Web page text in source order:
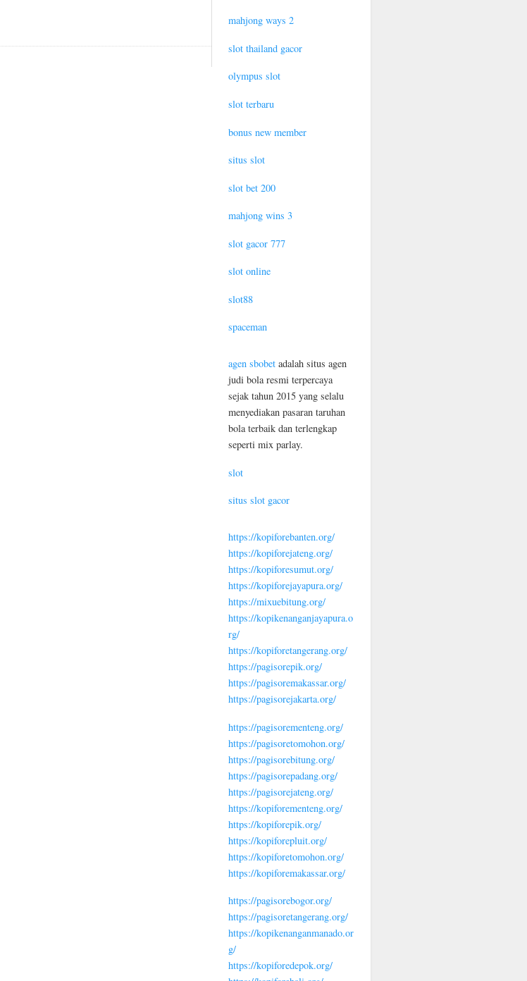
mahjong ways 2
slot thailand gacor
olympus slot
slot terbaru
bonus new member
situs slot
slot bet 200
mahjong wins 3
slot gacor 777
slot online
slot88
spaceman
agen sbobet adalah situs agen
judi bola resmi terpercaya
sejak tahun 2015 yang selalu
menyediakan pasaran taruhan
bola terbaik dan terlengkap
seperti mix parlay.
slot
situs slot gacor
https://kopiforebanten.org/
https://kopiforejateng.org/
https://kopiforesumut.org/
https://kopiforejayapura.org/
https://mixuebitung.org/
https://kopikenanganjayapura.o
rg/
https://kopiforetangerang.org/
https://pagisorepik.org/
https://pagisoremakassar.org/
https://pagisorejakarta.org/
https://pagisorementeng.org/
https://pagisoretomohon.org/
https://pagisorebitung.org/
https://pagisorepadang.org/
https://pagisorejateng.org/
https://kopiforementeng.org/
https://kopiforepik.org/
https://kopiforepluit.org/
https://kopiforetomohon.org/
https://kopiforemakassar.org/
https://pagisorebogor.org/
https://pagisoretangerang.org/
https://kopikenanganmanado.or
g/
https://kopiforedepok.org/